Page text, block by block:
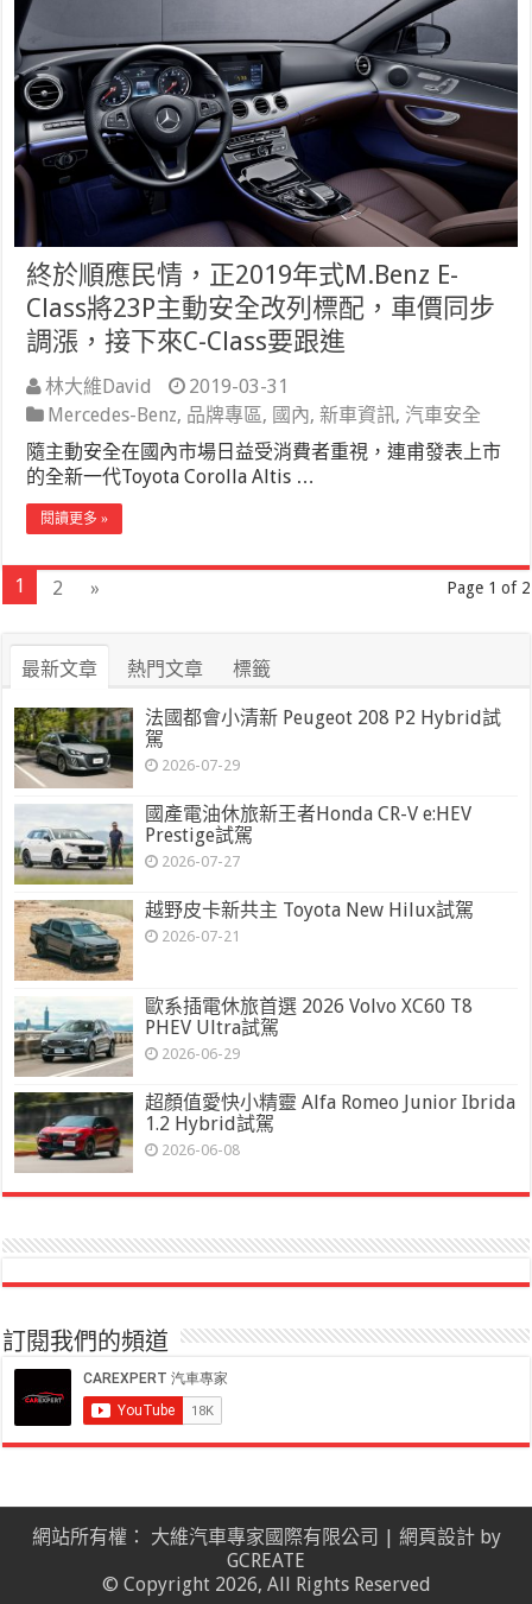
終於順應民情，正2019年式M.Benz E-
Class將23P主動安全改列標配，車價同步
調漲，接下來C-Class要跟進
林大維David
2019-03-31
Mercedes-Benz, 品牌專區, 國內,新車資訊, 汽車安全
隨主動安全在國內市場日益受消費者重視，連甫發表上市
的全新一代Toyota Corolla Altis …
閱讀更多 »
Page 1 of 2
1 2 »
最新文章 熱門文章 標籤
法國都會小清新 Peugeot 208 P2 Hybrid試
駕
2026-07-29
國產電油休旅新王者Honda CR-V e:HEV
Prestige試駕
2026-07-27
越野皮卡新共主 Toyota New Hilux試駕
2026-07-21
歐系插電休旅首選 2026 Volvo XC60 T8
PHEV Ultra試駕
2026-06-29
超顏值愛快小精靈 Alfa Romeo Junior Ibrida
1.2 Hybrid試駕
2026-06-08
訂閱我們的頻道
網站所有權： 大維汽車專家國際有限公司 | 網頁設計by
GCREATE
© Copyright 2026, All Rights Reserved